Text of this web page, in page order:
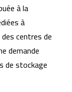
à la
à
centres de
demande
de stockage